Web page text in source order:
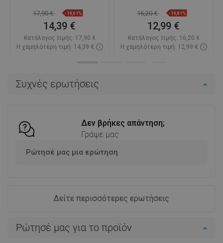
Συχνές ερωτήσεις
Δεν βρήκες απάντηση;
Γράψε μας
Ρώτησέ μας μια ερώτηση
Δείτε περισσότερες ερωτήσεις
Ρώτησέ μας για το προϊόν
17,90 € -19,61%
14,39 €
Κατάλογος τιμής: 17,90 €
Η χαμηλότερη τιμή: 14,39 €
16,20 € -19,81%
12,99 €
Κατάλογος τιμής: 16,20 €
Η χαμηλότερη τιμή: 12,99 €